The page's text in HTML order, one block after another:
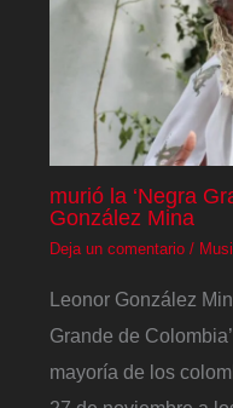
murió la ‘Negra
González Mina
Deja un comentario /
Leonor González
Grande de
mayoría de los